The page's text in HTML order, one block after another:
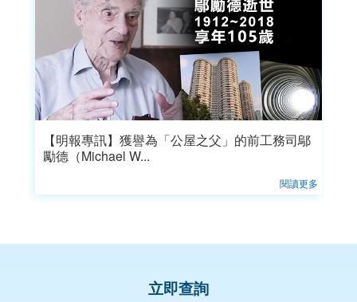
【明報專訊】獲譽為「公屋之父」的前工務司鄔
勵德（Michael W...
閱讀更多
立即查詢